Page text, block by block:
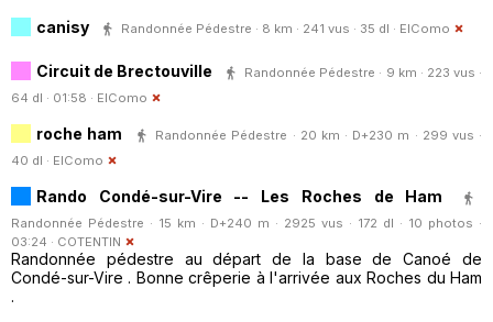
canisy Randonnée Pédestre · 8 km · 241 vus · 35 dl · ElComo
Circuit de Brectouville
Randonnée Pédestre · 9 km · 223 vus ·
64 dl · 01:58 · ElComo
roche ham
Randonnée Pédestre · 20 km · D+230 m · 299 vus ·
40 dl · ElComo
Rando Condé-sur-Vire -- Les Roches de Ham
Randonnée Pédestre · 15 km · D+240 m · 2925 vus · 172 dl · 10 photos ·
03:24 · COTENTIN
Randonnée pédestre au départ de la base de Canoé de
Condé-sur-Vire . Bonne crêperie à l'arrivée aux Roches du Ham
.